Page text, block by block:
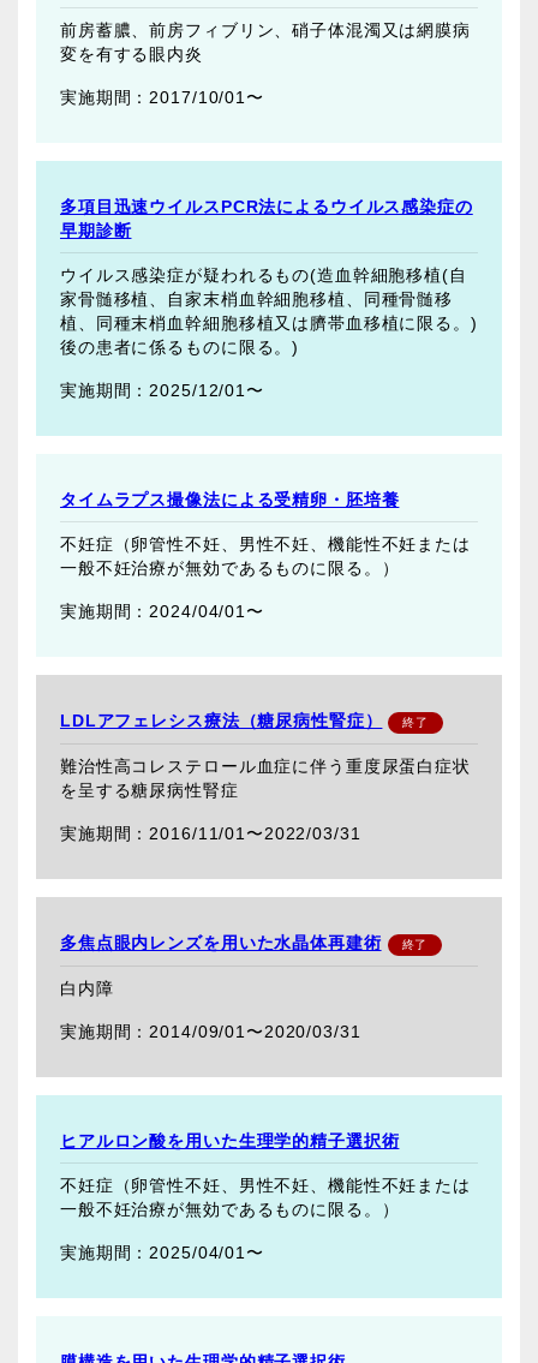
前房蓄膿、前房フィブリン、硝子体混濁又は網膜病
変を有する眼内炎
2017/10/01〜
多項目迅速ウイルスPCR法によるウイルス感染症の
早期診断
ウイルス感染症が疑われるもの(造血幹細胞移植(自
家骨髄移植、自家末梢血幹細胞移植、同種骨髄移
植、同種末梢血幹細胞移植又は臍帯血移植に限る。)
後の患者に係るものに限る。)
2025/12/01〜
タイムラプス撮像法による受精卵・胚培養
不妊症（卵管性不妊、男性不妊、機能性不妊または
一般不妊治療が無効であるものに限る。）
2024/04/01〜
LDLアフェレシス療法（糖尿病性腎症）
難治性高コレステロール血症に伴う重度尿蛋白症状
を呈する糖尿病性腎症
2016/11/01〜2022/03/31
多焦点眼内レンズを用いた水晶体再建術
白内障
2014/09/01〜2020/03/31
ヒアルロン酸を用いた生理学的精子選択術
不妊症（卵管性不妊、男性不妊、機能性不妊または
一般不妊治療が無効であるものに限る。）
2025/04/01〜